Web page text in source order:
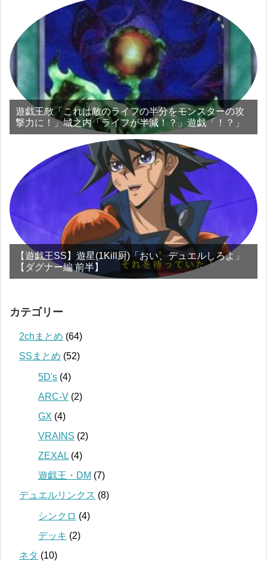
遊戯王敵「これは敵のライフの半分をモンスターの攻
撃力に！」城之内「ライフが半減！？」遊戯「！？」
【遊戯王SS】遊星(1Kill厨)「おい、デュエルしろよ」
【ダグナー編 前半】
カテゴリー
2chまとめ (64)
SSまとめ (52)
5D's (4)
ARC-V (2)
GX (4)
VRAINS (2)
ZEXAL (4)
遊戯王・DM (7)
デュエルリンクス (8)
シンクロ (4)
デッキ (2)
ネタ (10)